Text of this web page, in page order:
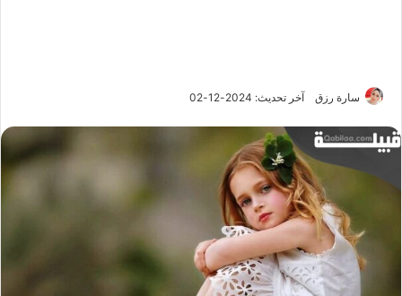
سارة رزق آخر تحديث: 2024-12-02